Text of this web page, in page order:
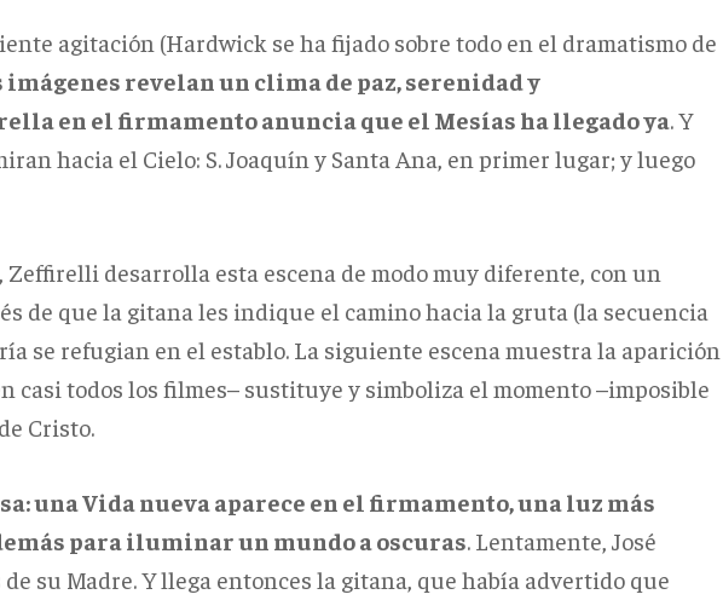
agitación (Hardwick se ha fijado sobre todo en el dramatismo de
revelan un clima de paz, serenidad y
en el firmamento anuncia que el Mesías ha llegado ya. Y
hacia el Cielo: S. Joaquín y Santa Ana, en primer lugar; y luego
Zeffirelli desarrolla esta escena de modo muy diferente, con un
de que la gitana les indique el camino hacia la gruta (la secuencia
se refugian en el establo. La siguiente escena muestra la aparición
casi todos los filmes– sustituye y simboliza el momento –imposible
Cristo.
una Vida nueva aparece en el firmamento, una luz más
para iluminar un mundo a oscuras. Lentamente, José
su Madre. Y llega entonces la gitana, que había advertido que